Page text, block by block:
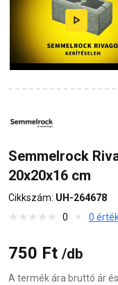
Semmelrock
20x20x16 cm
Cikkszám: UH-264678
0
0
750 Ft /db
A termék ára bruttó ár